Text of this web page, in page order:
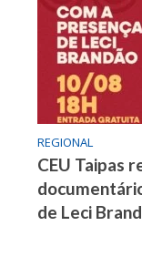
REGIONAL
CEU Taipas
de Leci